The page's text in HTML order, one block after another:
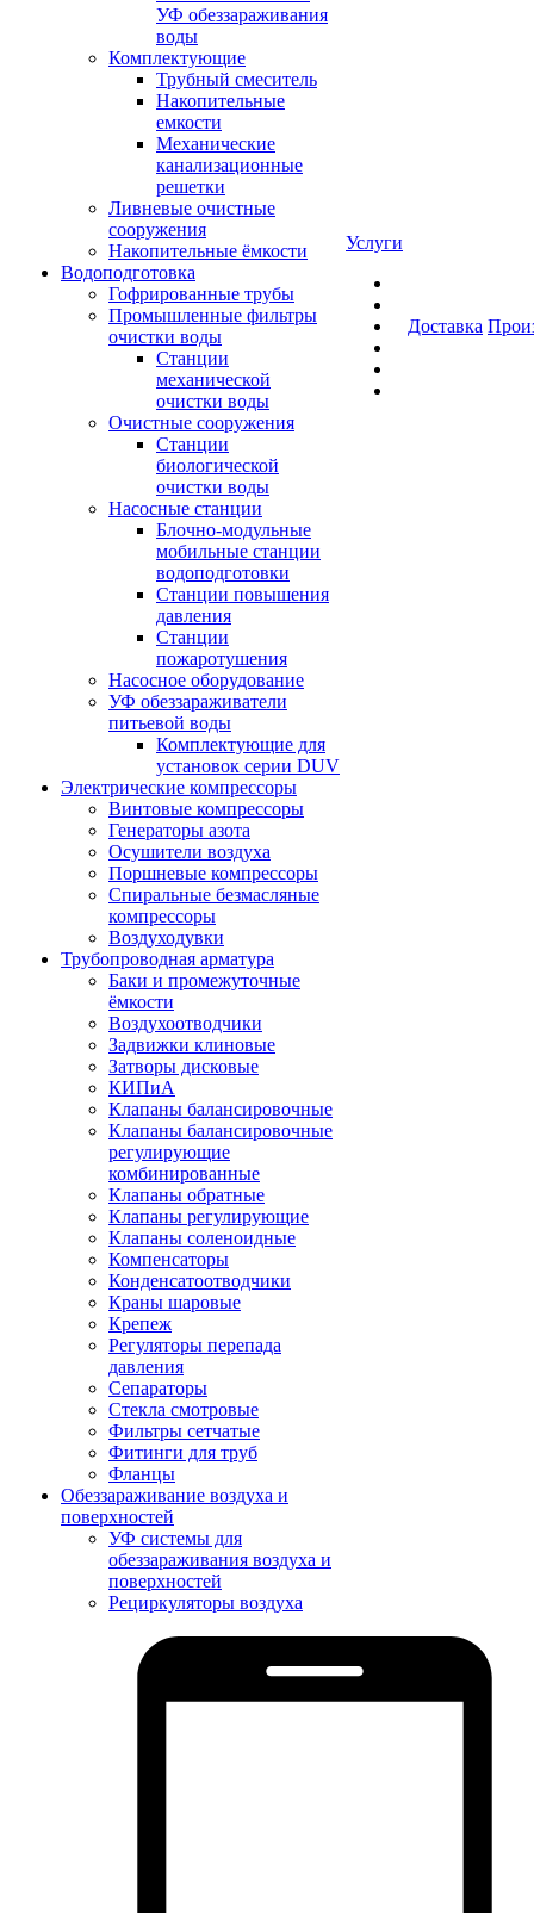
УФ обеззараживания
воды
Комплектующие
Трубный смеситель
Накопительные
емкости
Механические
канализационные
решетки
Ливневые очистные
сооружения
Накопительные ёмкости
Водоподготовка
Гофрированные трубы
Промышленные фильтры
очистки воды
Станции
механической
очистки воды
Очистные сооружения
Станции
биологической
очистки воды
Насосные станции
Блочно-модульные
мобильные станции
водоподготовки
Станции повышения
давления
Станции
пожаротушения
Насосное оборудование
УФ обеззараживатели
питьевой воды
Комплектующие для
установок серии DUV
Электрические компрессоры
Винтовые компрессоры
Генераторы азота
Осушители воздуха
Поршневые компрессоры
Спиральные безмасляные
компрессоры
Воздуходувки
Трубопроводная арматура
Баки и промежуточные
ёмкости
Воздухоотводчики
Задвижки клиновые
Затворы дисковые
КИПиА
Клапаны балансировочные
Клапаны балансировочные
регулирующие
комбинированные
Клапаны обратные
Клапаны регулирующие
Клапаны соленоидные
Компенсаторы
Конденсатоотводчики
Краны шаровые
Крепеж
Регуляторы перепада
давления
Сепараторы
Стекла смотровые
Фильтры сетчатые
Фитинги для труб
Фланцы
Обеззараживание воздуха и
поверхностей
УФ системы для
обеззараживания воздуха и
поверхностей
Рециркуляторы воздуха
Услуги
Доставка